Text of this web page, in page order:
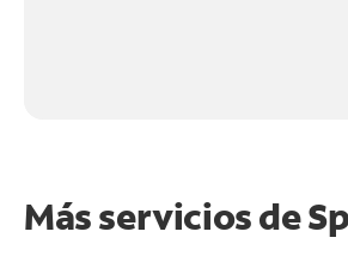
Más servicios de